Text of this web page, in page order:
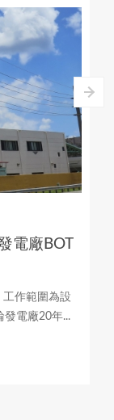
共同參與協助
，本社負...